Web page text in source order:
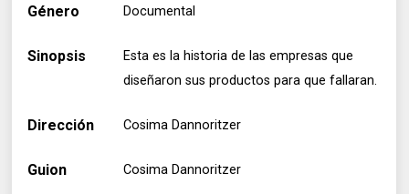
Género Documental
Sinopsis
Esta es la historia de las empresas que
diseñaron sus productos para que fallaran.
Dirección Cosima Dannoritzer
Guion Cosima Dannoritzer